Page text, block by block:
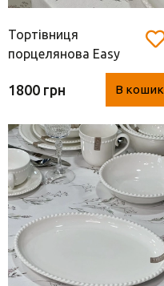
Тортівниця
порцелянова Easy
Life "Tiffany" (32 см)
1800 грн В кошик